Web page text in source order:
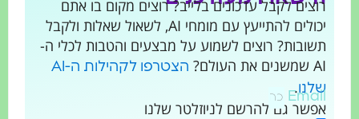
רוצים לקבל עדכונים בלייב? רוצים מקום בו אתם
יכולים להתייעץ עם מומחי AI, לשאול שאלות ולקבל
תשובות? רוצים לשמוע על מבצעים והטבות לכלי ה-
AI שמשנים את העולם?
הצטרפו לקהילות ה-AI
שלנו.
אפשר גם להרשם לניוזלטר שלנו
Email